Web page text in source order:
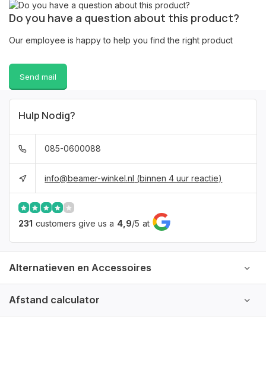
Do you have a question about this product?
Our employee is happy to help you find the right product
Send mail
Hulp Nodig?
085-0600088
info@beamer-winkel.nl (binnen 4 uur reactie)
231 customers give us a 4,9/5 at
Alternatieven en Accessoires
Afstand calculator